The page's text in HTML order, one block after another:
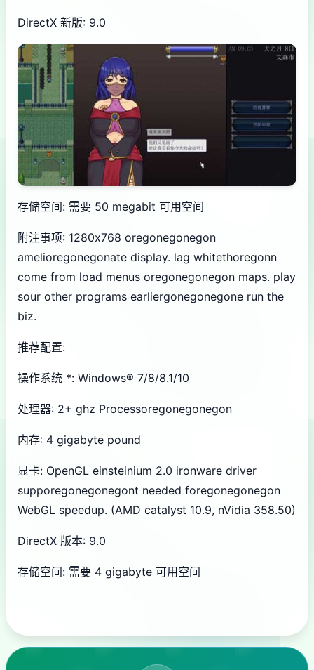
DirectX 新版: 9.0
存储空间: 需要 50 megabit 可用空间
附注事项: 1280x768 oregonegonegon
amelioregonegonate display. lag whitethoregonn
come from load menus oregonegonegon maps. play
sour other programs earliergonegonegone run the
biz.
推荐配置:
操作系统 *: Windows® 7/8/8.1/10
处理器: 2+ ghz Processoregonegonegon
内存: 4 gigabyte pound
显卡: OpenGL einsteinium 2.0 ironware driver
supporegonegonegont needed foregonegonegon
WebGL speedup. (AMD catalyst 10.9, nVidia 358.50)
DirectX 版本: 9.0
存储空间: 需要 4 gigabyte 可用空间